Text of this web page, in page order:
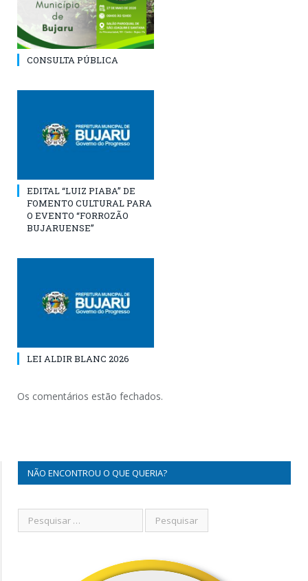
CONSULTA PÚBLICA
EDITAL “LUIZ PIABA” DE
FOMENTO CULTURAL PARA
O EVENTO “FORROZÃO
BUJARUENSE”
LEI ALDIR BLANC 2026
Os comentários estão fechados.
NÃO ENCONTROU O QUE QUERIA?